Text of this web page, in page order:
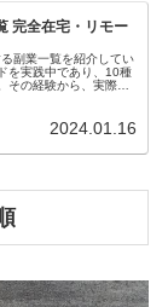
完全在宅・リモー
副業一覧を紹介してい
を実践中であり、10種
その経験から、実際の
2024.01.16